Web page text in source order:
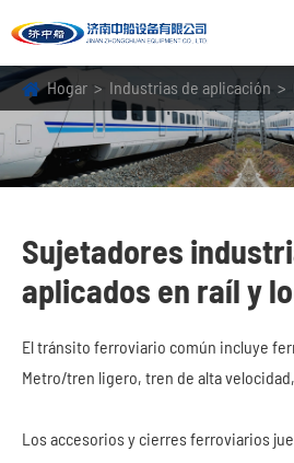
Hogar Industrias de aplicación
Sujetadores
aplicados en raíl y
El tránsito ferroviario común incluye
Metro/tren ligero, tren de alta
Los accesorios y cierres ferroviarios